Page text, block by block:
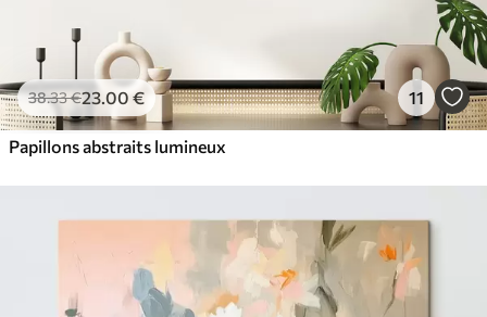
38.33€23.00 € 11
Papillons abstraits lumineux